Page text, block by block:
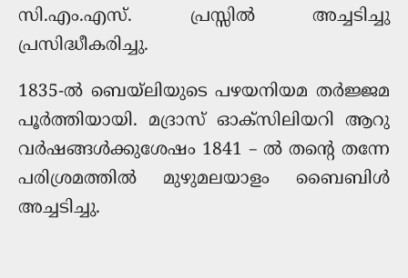
സി.എം.എസ്. പ്രസ്സിൽ അച്ചടിച്ചു
പ്രസിദ്ധീകരിച്ചു.
1835-ൽ ബെയ്‌ലിയുടെ പഴയനിയമ തർജ്ജമ
പൂർത്തിയായി. മദ്രാസ് ഓക്സിലിയറി ആറു
വര്‍ഷങ്ങള്‍ക്കുശേഷം 1841 – ല്‍ തന്റെ തന്നേ
പരിശ്രമത്തില്‍ മുഴുമലയാളം ബൈബിള്‍
അച്ചടിച്ചു.